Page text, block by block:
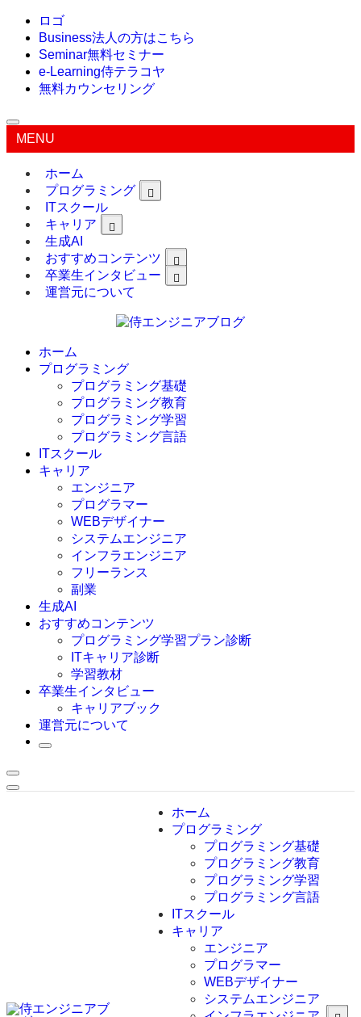
ロゴ
Business法人の方はこちら
Seminar無料セミナー
e-Learning侍テラコヤ
無料カウンセリング
MENU
ホーム
プログラミング
ITスクール
キャリア
生成AI
おすすめコンテンツ
卒業生インタビュー
運営元について
ホーム
プログラミング
プログラミング基礎
プログラミング教育
プログラミング学習
プログラミング言語
C言語
C#
VBA
Go言語
Kotlin
Java
JavaScript
Swift
Ruby
その他言語
ITスクール
キャリア
エンジニア
プログラマー
WEBデザイナー
システムエンジニア
インフラエンジニア
フリーランス
副業
生成AI
おすすめコンテンツ
プログラミング学習プラン診断
ITキャリア診断
学習教材
卒業生インタビュー
キャリアブック
運営元について
ホーム
プログラミング
プログラミング基礎
プログラミング教育
プログラミング学習
プログラミング言語
C言語
C#
VBA
Go言語
Kotlin
ITスクール
キャリア
エンジニア
プログラマー
WEBデザイナー
システムエンジニア